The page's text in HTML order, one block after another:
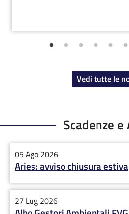
Vedi tutte le
Scadenze e
05 Ago 2026
Aries: avviso chiusura estiva
27 Lug 2026